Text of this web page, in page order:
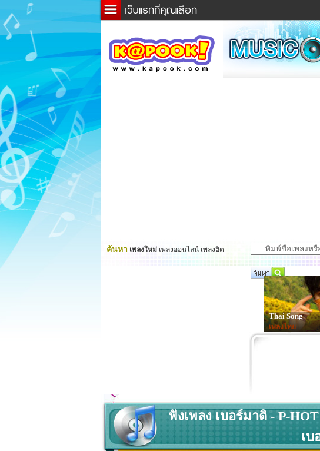
ข่าวด่วน
ละคร
ค้นหา เพลงใหม่ เพลงออนไลน์ เพลงฮิต
Thai Song
เพลงไทย
ฟังเพลง เบอร์มาดิ - P-
เบ